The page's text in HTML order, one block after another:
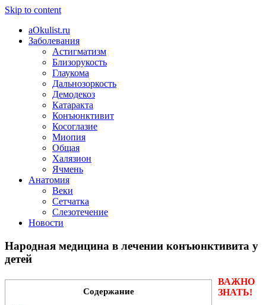
Skip to content
aOkulist.ru
Заболевания
Астигматизм
Близорукость
Глаукома
Дальнозоркость
Демодекоз
Катаракта
Конъюнктивит
Косоглазие
Миопия
Общая
Халязион
Ячмень
Анатомия
Веки
Сетчатка
Слезотечение
Новости
Народная медицина в лечении конъюнктивита у
детей
Содержание
ВАЖНО
ЗНАТЬ!